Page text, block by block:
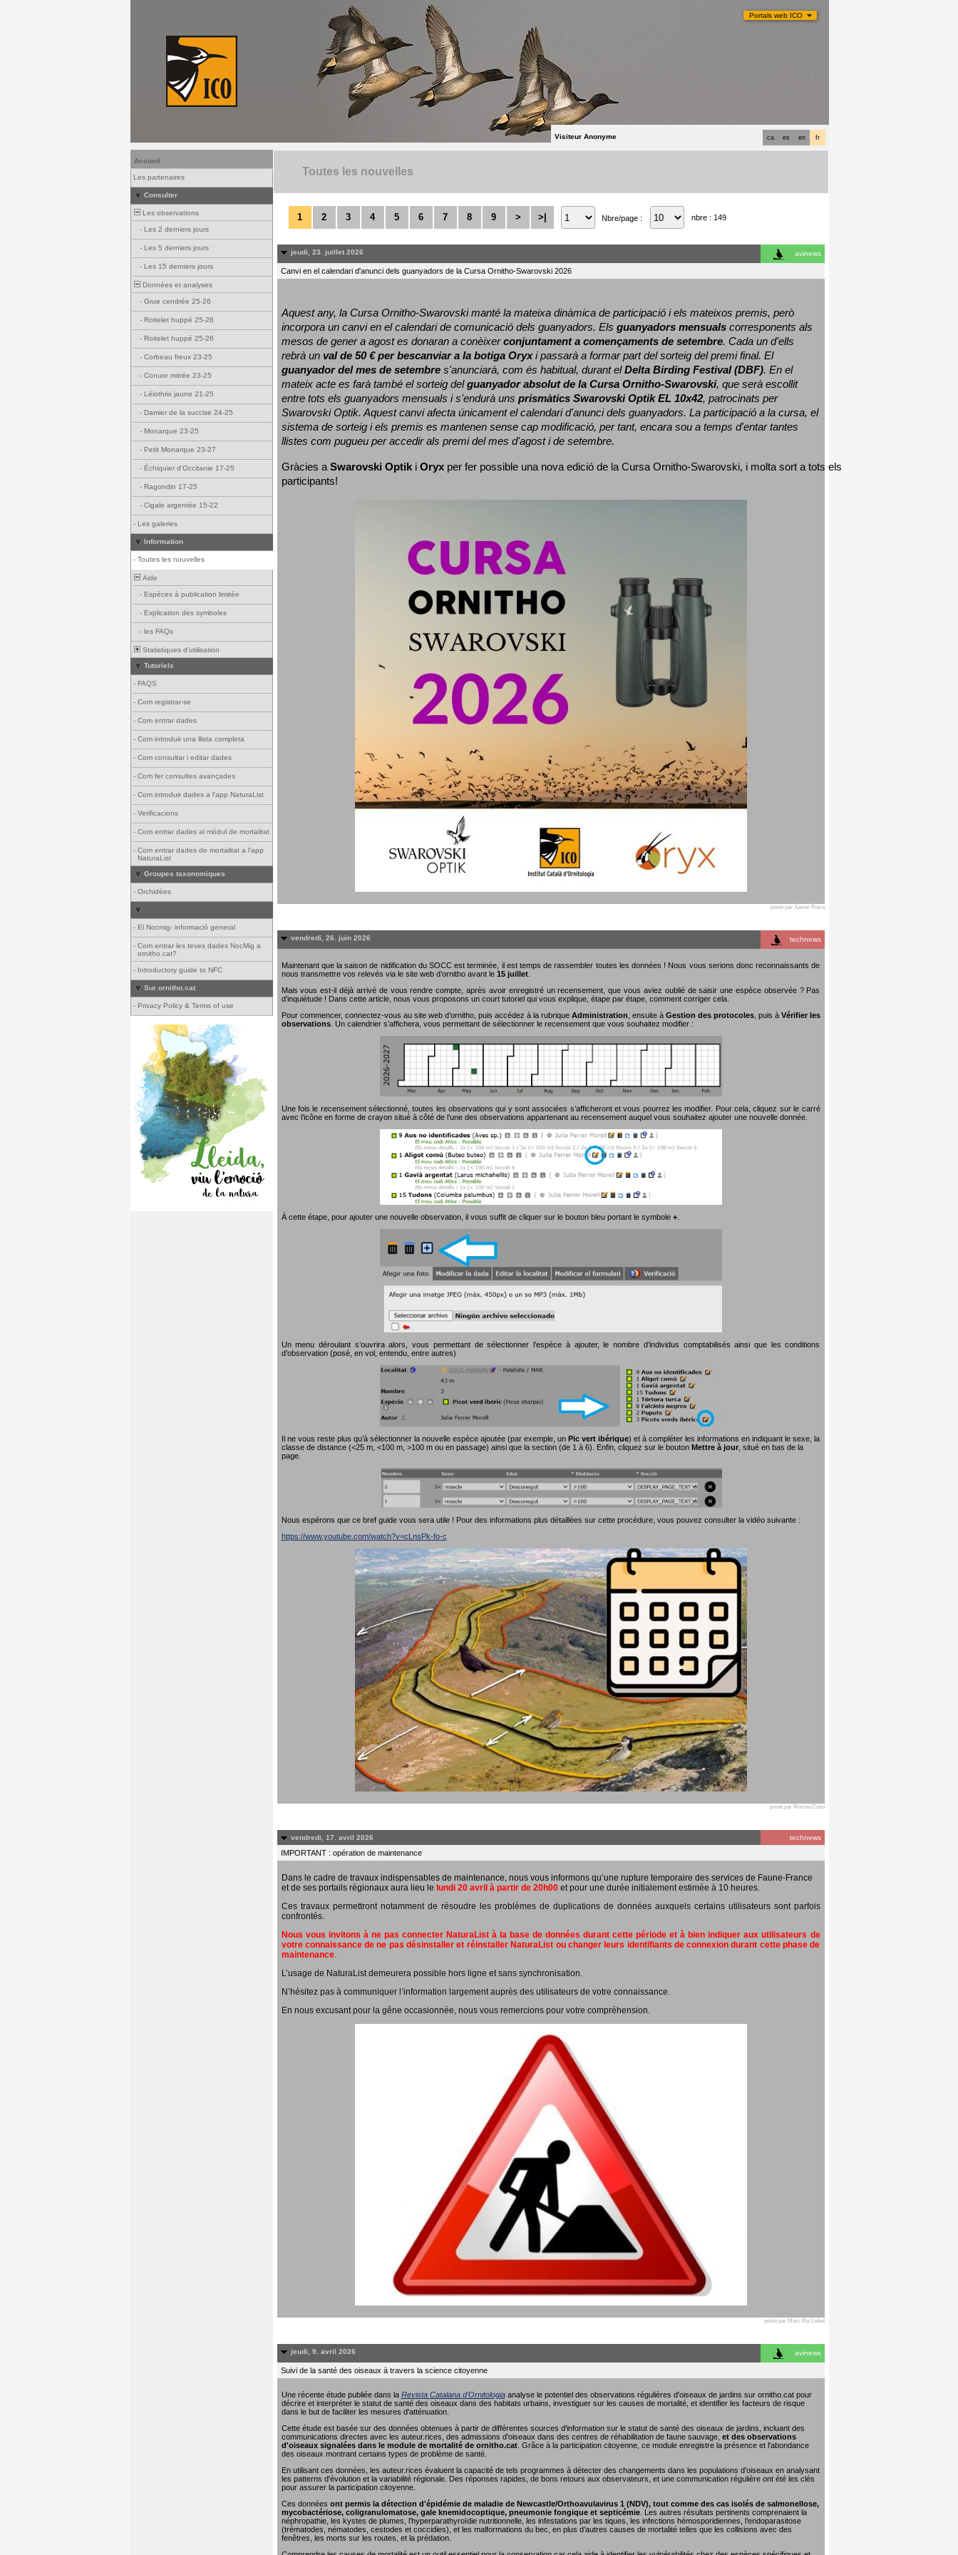
Portals web ICO
fr
en
es
ca
Visiteur Anonyme
Accueil
Les partenaires
Consulter
Les observations
- Les 2 derniers jours
- Les 5 derniers jours
- Les 15 derniers jours
Données et analyses
- Grue cendrée 25-26
- Roitelet huppé 25-26
- Roitelet huppé 25-26
- Corbeau freux 23-25
- Conure mitrée 23-25
- Léiothrix jaune 21-25
- Damier de la succise 24-25
- Monarque 23-25
- Petit Monarque 23-27
- Échiquier d'Occitanie 17-25
- Ragondin 17-25
- Cigale argentée 15-22
- Les galeries
Information
- Toutes les nouvelles
Aide
- Espèces à publication limitée
- Explication des symboles
- les FAQs
Statistiques d'utilisation
Tutoriels
- FAQS
- Com registrar-se
- Com entrar dades
- Com introduir una llista completa
- Com consultar i editar dades
- Com fer consultes avançades
- Com introduir dades a l'app NaturaList
- Verificacions
- Com entrar dades al mòdul de mortalitat
- Com entrar dades de mortalitat a l'app
NaturaList
Groupes taxonomiques
- Orchidées
- El Nocmig- informació general
- Com entrar les teves dades NocMig a
ornitho.cat?
- Introductory guide to NFC
Sur ornitho.cat
- Privacy Policy & Terms of use
Toutes les nouvelles
1 2 3 4 5 6 7 8 9 > >| Nbre/page : nbre : 149
jeudi, 23. juillet 2026 avinews
Canvi en el calendari d'anunci dels guanyadors de la Cursa Ornitho-Swarovski 2026
Aquest any, la Cursa Ornitho-Swarovski manté la mateixa dinàmica de participació i els mateixos premis, però
incorpora un canvi en el calendari de comunicació dels guanyadors. Els guanyadors mensuals corresponents als
mesos de gener a agost es donaran a conèixer conjuntament a començaments de setembre. Cada un d'ells
rebrà un val de 50 € per bescanviar a la botiga Oryx i passarà a formar part del sorteig del premi final.
El
guanyador del mes de setembre s'anunciarà, com és habitual, durant el Delta Birding Festival (DBF). En el
mateix acte es farà també el sorteig del guanyador absolut de la Cursa Ornitho-Swarovski, que serà escollit
entre tots els guanyadors mensuals i s'endurà uns prismàtics Swarovski Optik EL 10x42, patrocinats per
Swarovski Optik. Aquest canvi afecta únicament el calendari d'anunci dels guanyadors. La participació a la cursa, el
sistema de sorteig i els premis es mantenen sense cap modificació, per tant, encara sou a temps d'entar tantes
llistes com pugueu per accedir als premi del mes d'agost i de setembre.
Gràcies a Swarovski Optik i Oryx per fer possible una nova edició de la Cursa Ornitho-Swarovski, i molta sort a tots els
participants!
posté par Xavier Riera
vendredi, 26. juin 2026 technews
Maintenant que la saison de nidification du SOCC est terminée, il est temps de rassembler toutes les données ! Nous vous serions donc reconnaissants de
nous transmettre vos relevés via le site web d’ornitho avant le 15 juillet.
Mais vous est-il déjà arrivé de vous rendre compte, après avoir enregistré un recensement, que vous aviez oublié de saisir une espèce observée ? Pas
d’inquiétude ! Dans cette article, nous vous proposons un court tutoriel qui vous explique, étape par étape, comment corriger cela.
Pour commencer, connectez-vous au site web d’ornitho, puis accédez à la rubrique Administration , ensuite à Gestion des protocoles, puis à Vérifier les
observations. Un calendrier s’affichera, vous permettant de sélectionner le recensement que vous souhaitez modifier :
Une fois le recensement sélectionné, toutes les observations qui y sont associées s’afficheront et vous pourrez les modifier. Pour cela, cliquez sur le carré
avec l’icône en forme de crayon situé à côté de l’une des observations appartenant au recensement auquel vous souhaitez ajouter une nouvelle donnée.
À cette étape, pour ajouter une nouvelle observation, il vous suffit de cliquer sur le bouton bleu portant le symbole +.
Un menu déroulant s’ouvrira alors, vous permettant de sélectionner l’espèce à ajouter, le nombre d’individus comptabilisés ainsi que les conditions
d’observation (posé, en vol, entendu, entre autres)
Il ne vous reste plus qu’à sélectionner la nouvelle espèce ajoutée (par exemple, un Pic vert ibérique) et à compléter les informations en indiquant le sexe, la
classe de distance (<25 m, <100 m, >100 m ou en passage) ainsi que la section (de 1 à 6). Enfin, cliquez sur le bouton Mettre à jour, situé en bas de la
page.
Nous espérons que ce bref guide vous sera utile ! Pour des informations plus détaillées sur cette procédure, vous pouvez consulter la vidéo suivante :
https://www.youtube.com/watch?v=cLnsPk-fo-c
posté par Marina Cuito
vendredi, 17. avril 2026 technews
IMPORTANT : opération de maintenance
Dans le cadre de travaux indispensables de maintenance, nous vous informons qu’une rupture temporaire des services de Faune-France
et de ses portails régionaux aura lieu le lundi 20 avril à partir de 20h00 et pour une durée initialement estimée à 10 heures.
Ces travaux permettront notamment de résoudre les problèmes de duplications de données auxquels certains utilisateurs sont parfois
confrontés.
Nous vous invitons à ne pas connecter NaturaList à la base de données durant cette période et à bien indiquer aux utilisateurs de
votre connaissance de ne pas désinstaller et réinstaller NaturaList ou changer leurs identifiants de connexion durant cette phase de
maintenance.
L’usage de NaturaList demeurera possible hors ligne et sans synchronisation.
N’hésitez pas à communiquer l’information largement auprès des utilisateurs de votre connaissance.
En nous excusant pour la gêne occasionnée, nous vous remercions pour votre compréhension.
posté par Marc Illa Llobet
jeudi, 9. avril 2026 avinews
Suivi de la santé des oiseaux à travers la science citoyenne
Une récente étude publiée dans la Revista Catalana d’Ornitologiaanalyse le potentiel des observations régulières d'oiseaux de jardins sur ornitho.cat pour
décrire et interpréter le statut de santé des oiseaux dans des habitats urbains, investiguer sur les causes de mortalité, et identifier les facteurs de risque
dans le but de faciliter les mesures d'atténuation.
Cette étude est basée sur des données obtenues à partir de différentes sources d'information sur le statut de santé des oiseaux de jardins, incluant des
communications directes avec les auteur.rices, des admissions d'oiseaux dans des centres de réhabilitation de faune sauvage, et des observations
d'oiseaux signalées dans le module de mortalité de ornitho.cat. Grâce à la participation citoyenne, ce module enregistre la présence et l'abondance
des oiseaux montrant certains types de problème de santé.
En utilisant ces données, les auteur.rices évaluent la capacité de tels programmes à détecter des changements dans les populations d'oiseaux en analysant
les patterns d'évolution et la variabilité régionale. Des réponses rapides, de bons retours aux observateurs, et une communication régulière ont été les clés
pour assurer la participation citoyenne.
Ces données ont permis la détection d'épidémie de maladie de Newcastle/Orthoavulavirus 1 (NDV), tout comme des cas isolés de salmonellose,
mycobactériose, coligranulomatose, gale knemidocoptique, pneumonie fongique et septicémie. Les autres résultats pertinents comprenaient la
néphropathie, les kystes de plumes, l’hyperparathyroïdie nutritionnelle, les infestations par les tiques, les infections hémosporidiennes, l’endoparasitose
(trématodes, nématodes, cestodes et coccidies), et les malformations du bec, en plus d’autres causes de mortalité telles que les collisions avec des
fenêtres, les morts sur les routes, et la prédation.